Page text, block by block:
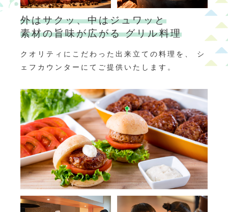
外はサクッ、中はジュワッと
素材の旨味が広がるグリル料理
クオリティにこだわった出来立ての料理を、
シ
ェフカウンターにてご提供いたします。